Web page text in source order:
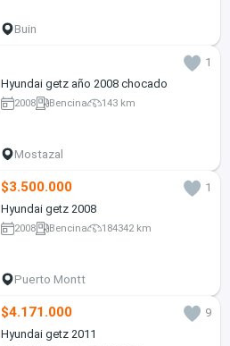
Buin
1
Hyundai getz año 2008 chocado
2008 Bencina 143 km
Mostazal
$3.500.000
1
Hyundai getz 2008
2008 Bencina 184342 km
Puerto Montt
$4.171.000
9
Hyundai getz 2011